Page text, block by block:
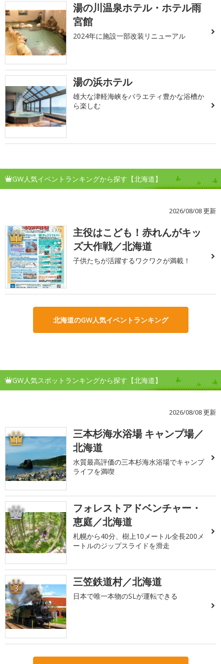
湯の川温泉ホテル・ホテル雨
宮館
2024年に施設一部改装リニューアル
湯の浜ホテル
雄大な津軽海峡をバラエティ豊かな浴槽か
ら楽しむ
GW人気イベントランキングから探す【北海道】
2026/08/08 更新
1
主役はこども！赤れんがキッ
ズ大作戦／北海道
子供たちが活躍するワクワクが満載！
北海道のGW人気イベントランキング
GW人気スポットランキングから探す【北海道】
2026/08/08 更新
1
三本杉海水浴場 キャンプ場／
北海道
水質最高評価の三本杉海水浴場でキャンプ
ライフを満喫
2
フォレストアドベンチャー・
恵庭／北海道
札幌から40分、樹上10メートル全長200メ
ートルのジップスライドを滑走
3 三笠鉄道村／北海道
日本で唯一本物のSLが運転できる